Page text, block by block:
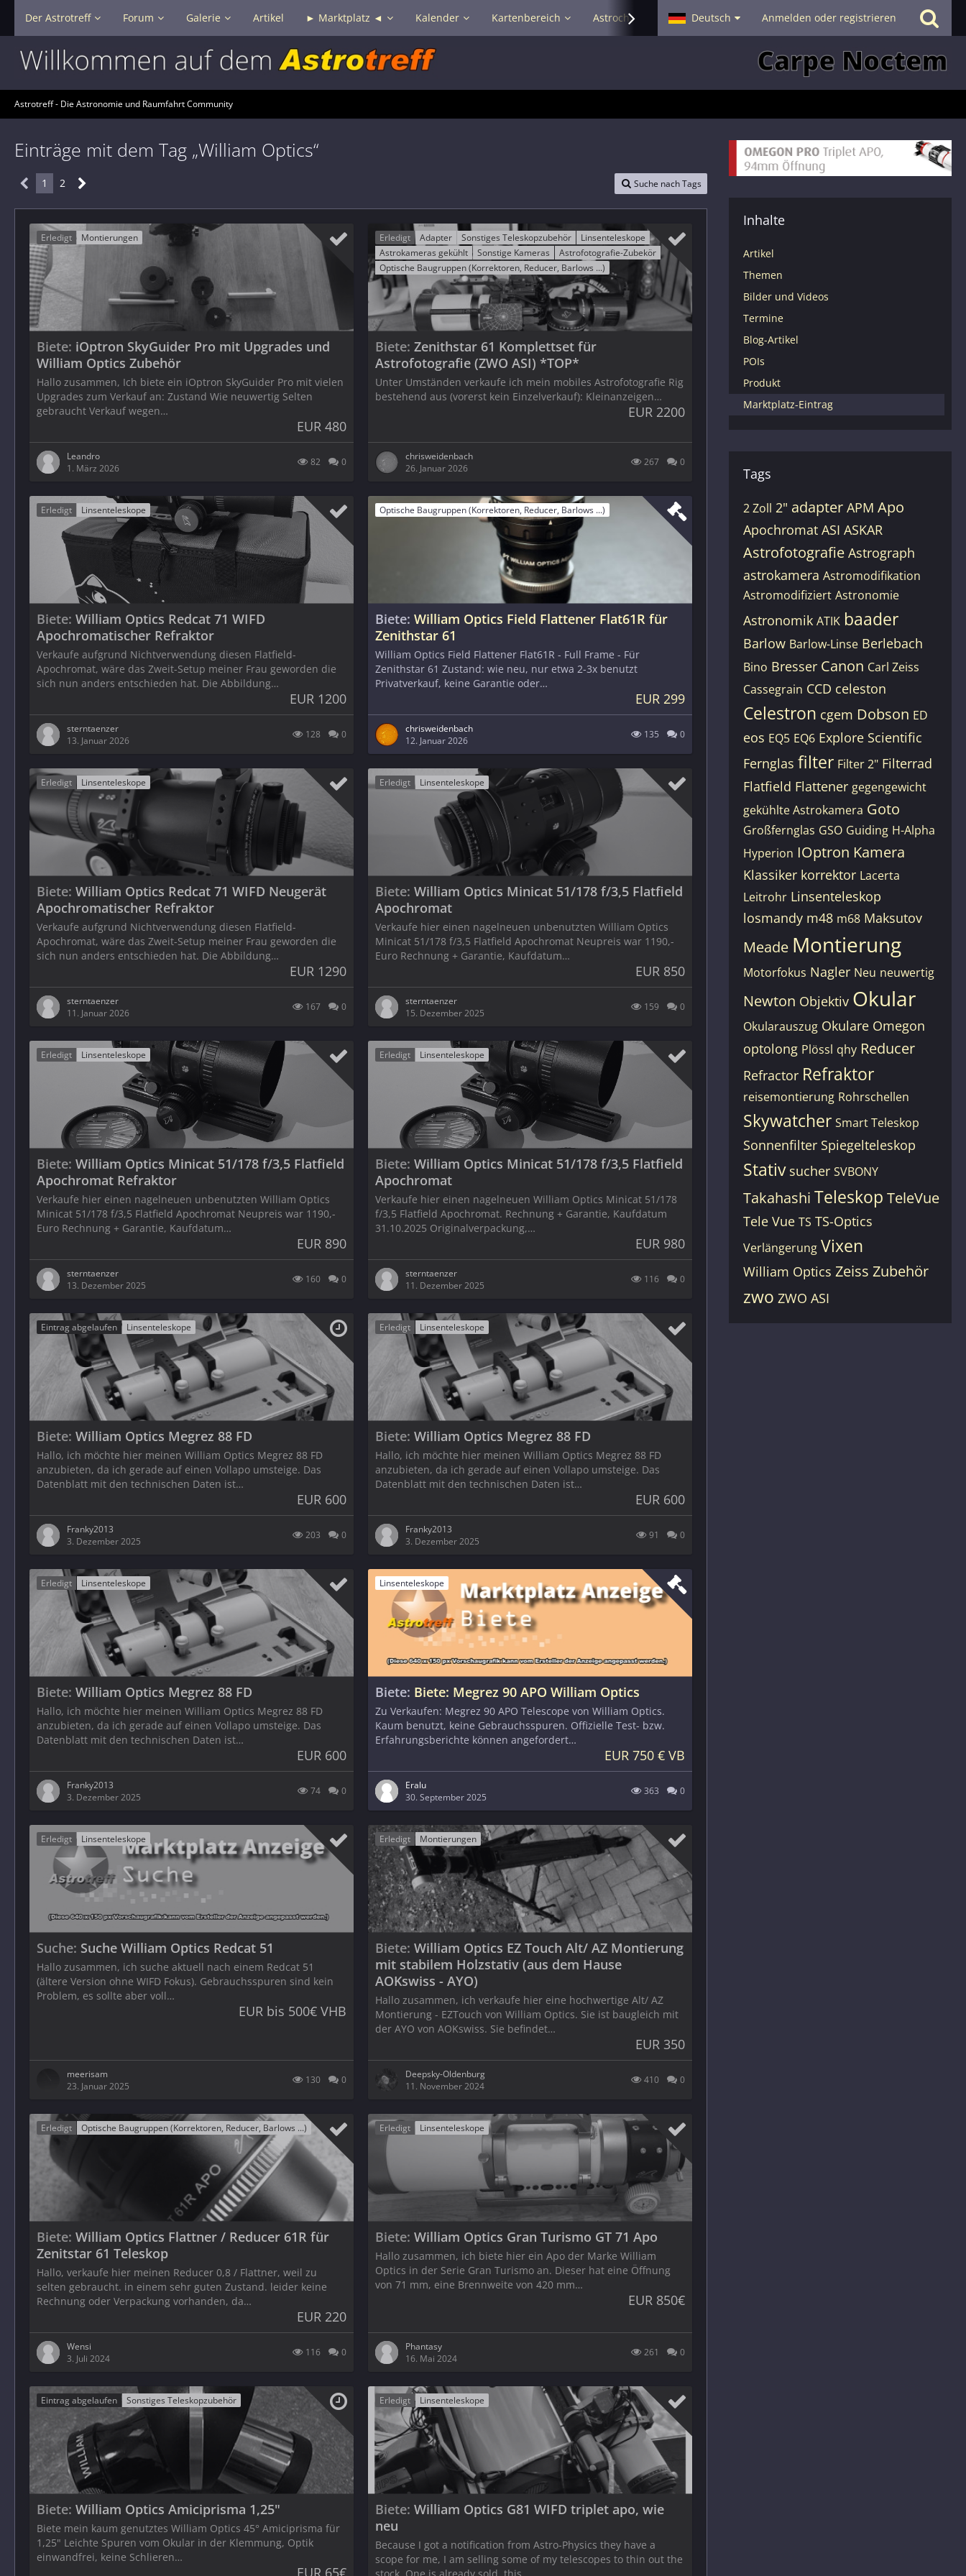
Der Astrotreff Forum Galerie Artikel ► Marktplatz ◄ Kalender Kartenbereich Astrochat - Smalltalk Hilfe
Deutsch Anmelden oder registrieren
Astrotreff - Die Astronomie und Raumfahrt Community
Einträge mit dem Tag „William Optics“
1 2 Suche nach Tags
Erledigt Montierungen
Biete iOptron SkyGuider Pro mit Upgrades und
William Optics Zubehör
Hallo zusammen, Ich biete ein iOptron SkyGuider Pro mit vielen
Upgrades zum Verkauf an: Zustand Wie neuwertig Selten
gebraucht Verkauf wegen…
EUR 480
Leandro
1. März 2026
82 0
Erledigt Adapter Sonstiges Teleskopzubehör
Linsenteleskope
Astrokameras gekühlt
Sonstige Kameras
Astrofotografie-Zubekör
Optische Baugruppen (Korrektoren, Reducer, Barlows ...)
Biete Zenithstar 61 Komplettset für
Astrofotografie (ZWO ASI) *TOP*
Unter Umständen verkaufe ich mein mobiles Astrofotografie Rig
bestehend aus (vorerst kein Einzelverkauf): Kleinanzeigen…
EUR 2200
chrisweidenbach
26. Januar 2026
267 0
Erledigt Linsenteleskope
Biete William Optics Redcat 71 WIFD
Apochromatischer Refraktor
Verkaufe aufgrund Nichtverwendung diesen Flatfield-
Apochromat, wäre das Zweit-Setup meiner Frau geworden die
sich nun anders entschieden hat. Die Abbildung…
EUR 1200
sterntaenzer
13. Januar 2026
128 0
Optische Baugruppen (Korrektoren, Reducer, Barlows ...)
Biete William Optics Field Flattener Flat61R für
Zenithstar 61
William Optics Field Flattener Flat61R - Full Frame - Für
Zenithstar 61 Zustand: wie neu, nur etwa 2-3x benutzt
Privatverkauf, keine Garantie oder…
EUR 299
chrisweidenbach
12. Januar 2026
135 0
Erledigt Linsenteleskope
Biete William Optics Redcat 71 WIFD Neugerät
Apochromatischer Refraktor
Verkaufe aufgrund Nichtverwendung diesen Flatfield-
Apochromat, wäre das Zweit-Setup meiner Frau geworden die
sich nun anders entschieden hat. Die Abbildung…
EUR 1290
sterntaenzer
11. Januar 2026
167 0
Erledigt Linsenteleskope
Biete William Optics Minicat 51/178 f/3,5 Flatfield
Apochromat
Verkaufe hier einen nagelneuen unbenutzten William Optics
Minicat 51/178 f/3,5 Flatfield Apochromat Neupreis war 1190,-
Euro Rechnung + Garantie, Kaufdatum…
EUR 850
sterntaenzer
15. Dezember 2025
159 0
Erledigt Linsenteleskope
Biete William Optics Minicat 51/178 f/3,5 Flatfield
Apochromat Refraktor
Verkaufe hier einen nagelneuen unbenutzten William Optics
Minicat 51/178 f/3,5 Flatfield Apochromat Neupreis war 1190,-
Euro Rechnung + Garantie, Kaufdatum…
EUR 890
sterntaenzer
13. Dezember 2025
160 0
Erledigt Linsenteleskope
Biete William Optics Minicat 51/178 f/3,5 Flatfield
Apochromat
Verkaufe hier einen nagelneuen William Optics Minicat 51/178
f/3,5 Flatfield Apochromat. Rechnung + Garantie, Kaufdatum
31.10.2025 Originalverpackung,…
EUR 980
sterntaenzer
11. Dezember 2025
116 0
Eintrag abgelaufen Linsenteleskope
Biete William Optics Megrez 88 FD
Hallo, ich möchte hier meinen William Optics Megrez 88 FD
anzubieten, da ich gerade auf einen Vollapo umsteige. Das
Datenblatt mit den technischen Daten ist…
EUR 600
Franky2013
3. Dezember 2025
203 0
Erledigt Linsenteleskope
Biete William Optics Megrez 88 FD
Hallo, ich möchte hier meinen William Optics Megrez 88 FD
anzubieten, da ich gerade auf einen Vollapo umsteige. Das
Datenblatt mit den technischen Daten ist…
EUR 600
Franky2013
3. Dezember 2025
91 0
Erledigt Linsenteleskope
Biete William Optics Megrez 88 FD
Hallo, ich möchte hier meinen William Optics Megrez 88 FD
anzubieten, da ich gerade auf einen Vollapo umsteige. Das
Datenblatt mit den technischen Daten ist…
EUR 600
Franky2013
3. Dezember 2025
74 0
Linsenteleskope
Biete Biete: Megrez 90 APO William Optics
Zu Verkaufen: Megrez 90 APO Telescope von William Optics.
Kaum benutzt, keine Gebrauchsspuren. Offizielle Test- bzw.
Erfahrungsberichte können angefordert…
EUR 750 € VB
Eralu
30. September 2025
363 0
Erledigt Linsenteleskope
Suche Suche William Optics Redcat 51
Hallo zusammen, ich suche aktuell nach einem Redcat 51
(ältere Version ohne WIFD Fokus). Gebrauchsspuren sind kein
Problem, es sollte aber voll…
EUR bis 500€ VHB
meerisam
23. Januar 2025
130 0
Erledigt Montierungen
Biete William Optics EZ Touch Alt/ AZ Montierung
mit stabilem Holzstativ (aus dem Hause
AOKswiss - AYO)
Hallo zusammen, ich verkaufe hier eine hochwertige Alt/ AZ
Montierung - EZTouch von William Optics. Sie ist baugleich mit
der AYO von AOKswiss. Sie befindet…
EUR 350
Deepsky-Oldenburg
11. November 2024
410 0
Erledigt Optische Baugruppen (Korrektoren, Reducer, Barlows ...)
Biete William Optics Flattner / Reducer 61R für
Zenitstar 61 Teleskop
Hallo, verkaufe hier meinen Reducer 0,8 / Flattner, weil zu
selten gebraucht. in einem sehr guten Zustand. leider keine
Rechnung oder Verpackung vorhanden, da…
EUR 220
Wensi
3. Juli 2024
116 0
Erledigt Linsenteleskope
Biete William Optics Gran Turismo GT 71 Apo
Hallo zusammen, ich biete hier ein Apo der Marke William
Optics in der Serie Gran Turismo an. Dieser hat eine Öffnung
von 71 mm, eine Brennweite von 420 mm…
EUR 850€
Phantasy
16. Mai 2024
261 0
Eintrag abgelaufen Sonstiges Teleskopzubehör
Biete William Optics Amiciprisma 1,25"
Biete mein kaum genutztes William Optics 45° Amiciprisma für
1,25" Leichte Spuren vom Okular in der Klemmung, Optik
einwandfrei, keine Schlieren…
EUR 65€
Erledigt Linsenteleskope
Biete William Optics G81 WIFD triplet apo, wie
neu
Because I got a notification from Astro-Physics they have a
scope for me, I am selling some of my telescopes to thin out the
stock. One is already sold, this…
Inhalte
Artikel
Themen
Bilder und Videos
Termine
Blog-Artikel
POIs
Produkt
Marktplatz-Eintrag
Tags
2 Zoll 2" adapter APM Apo
Apochromat ASI ASKAR
Astrofotografie Astrograph
astrokamera Astromodifikation
Astromodifiziert Astronomie
Astronomik ATIK baader
Barlow Barlow-Linse Berlebach
Bino Bresser Canon Carl Zeiss
Cassegrain CCD celeston
Celestron cgem Dobson ED
eos EQ5 EQ6 Explore Scientific
Fernglas filter Filter 2" Filterrad
Flatfield Flattener gegengewicht
gekühlte Astrokamera Goto
Großfernglas GSO Guiding H-Alpha
Hyperion IOptron Kamera
Klassiker korrektor Lacerta
Leitrohr Linsenteleskop
losmandy m48 m68 Maksutov
Meade Montierung
Motorfokus Nagler Neu neuwertig
Newton Objektiv Okular
Okularauszug Okulare Omegon
optolong Plössl qhy Reducer
Refractor Refraktor
reisemontierung Rohrschellen
Skywatcher Smart Teleskop
Sonnenfilter Spiegelteleskop
Stativ sucher SVBONY
Takahashi Teleskop TeleVue
Tele Vue TS TS-Optics
Verlängerung Vixen
William Optics Zeiss Zubehör
zwo ZWO ASI